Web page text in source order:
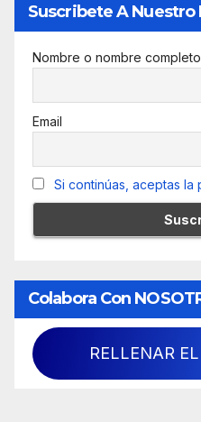
Suscribete A
Nombre o nombre completo
Email
Si continúas, aceptas
Colabora Con
RELLENAR